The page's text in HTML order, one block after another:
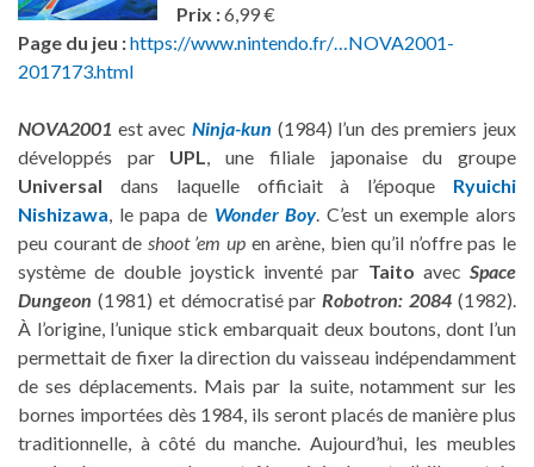
Prix :6,99 €
Page du jeu :https://www.nintendo.fr/…NOVA2001-
2017173.html
NOVA2001 est avec Ninja-kun (1984) l’un des premiers jeux
développés par UPL, une filiale japonaise du groupe
Universal dans laquelle officiait à l’époque Ryuichi
Nishizawa, le papa de Wonder Boy. C’est un exemple alors
peu courant de shoot ’em upen arène, bien qu’il n’offre pas le
système de double joystick inventé par Taito avec Space
Dungeon (1981) et démocratisé parRobotron: 2084 (1982).
À l’origine, l’unique stick embarquait deux boutons, dont l’un
permettait de fixer la direction du vaisseau indépendamment
de ses déplacements. Mais par la suite, notamment sur les
bornes importées dès 1984, ils seront placés de manière plus
traditionnelle, à côté du manche. Aujourd’hui, les meubles